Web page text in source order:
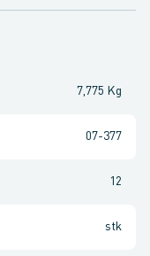
7,775 Kg
07-377
12
stk